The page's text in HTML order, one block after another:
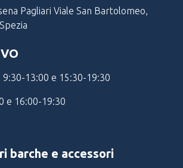
Pagliari Viale San Bartolomeo,
9:30-13:00 e 15:30-19:30
e 16:00-19:30
barche e accessori